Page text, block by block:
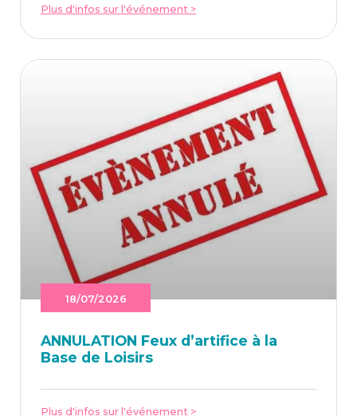
Plus d'infos sur l'événement >
18/07/2026
ANNU­LA­TION Feux d’ar­ti­fice à la
Base de Loisirs
Plus d'infos sur l'événement >